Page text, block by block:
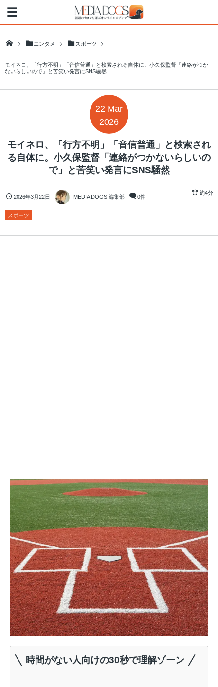
エンタメ スポーツ
モイネロ、「行方不明」「音信普通」と検索される自体に。小久保監督「連絡がつか
ないらしいので」と苦笑い発言にSNS騒然
22 Mar
2026
モイネロ、「行方不明」「音信普通」と検索され
る自体に。小久保監督「連絡がつかないらしいの
で」と苦笑い発言にSNS騒然
2026年3月22日 MEDIA DOGS 編集部 0件
約4分
スポーツ
時間がない人向けの30秒で理解ゾーン